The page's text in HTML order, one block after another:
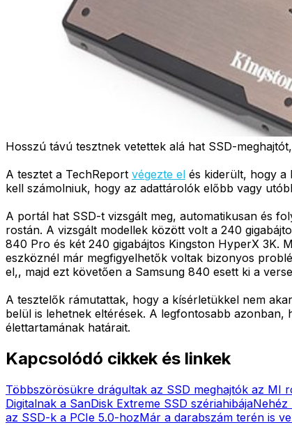
Hosszú távú tesztnek vetettek alá hat SSD-
A tesztet a TechReport végezte el és kiderült, hogy a
kell számolniuk, hogy az adattárolók előbb vagy
A portál hat SSD-t vizsgált meg, automatikusan és
rostán. A vizsgált modellek között volt a 240
840 Pro és két 240 gigabájtos Kingston HyperX 3K.
eszköznél már megfigyelhetők voltak bizonyos
el,, majd ezt követően a Samsung 840 esett ki a
A tesztelők rámutattak, hogy a kísérletükkel nem
belül is lehetnek eltérések. A legfontosabb
élettartamának határait.
Kapcsolódó cikkek és linkek
Többszörösükre drágultak az SSD meghajtók az MI
Digitalnak a SanDisk Extreme SSD szériahibájaNehéz
az SSD-k a PCIe 5.0-hozMár a darabszám terén is